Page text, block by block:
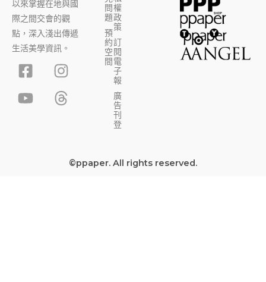
以來掌握在地與國
際之間交會的觀
點，深入淺出傳遞
生活美學資訊。
F
a
c
I
n
s
t
Y
o
u
T
h
r
e
問
題
預
約
空
間
權
政
策
訂
閱
電
子
報
廣
告
刊
登
©ppaper. All rights reserved.